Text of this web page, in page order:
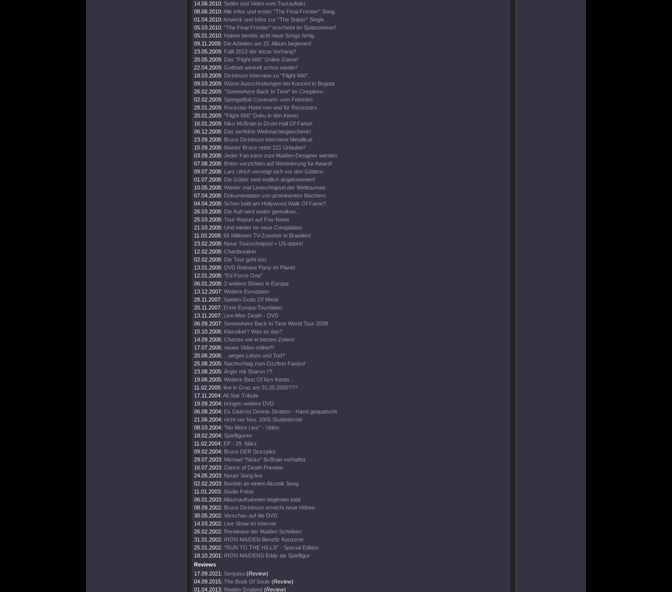
14.06.2010: Setlist und Video vom Tourauftakt.
08.06.2010: Alle Infos und erster "The Final Frontier" Song.
01.04.2010: Artwork und Infos zur "The Sniper" Single.
05.03.2010: "The Final Frontier" erscheint im Spätsommer!
05.01.2010: Haben bereits acht neue Songs fertig.
09.11.2009: Die Arbeiten am 15. Album beginnen!
23.05.2009: Fällt 2013 der letzte Vorhang?
20.05.2009: Das "Flight 666" Online Game!
22.04.2009: Gottheit werkelt schon wieder!
18.03.2009: Dickinson Interview zu "Flight 666".
09.03.2009: Wüste Ausschreitungen bei Konzert in Bogota
26.02.2009: "Somewhere Back In Time" im Cineplexx.
02.02.2009: SpongeBob Coverarts vom Feinsten.
28.01.2009: Rockstar-Hotel von und für Rockstars.
20.01.2009: "Flight 666" Doku in den Kinos!
16.01.2009: Niko McBrain in Drum-Hall Of Fame!
06.12.2008: Das perfekte Weihnachtsgeschenk!
23.09.2008: Bruce Dickinson interviewt Metallica!
15.09.2008: Master Bruce rettet 221 Urlauber!
03.09.2008: Jeder Fan kann zum Maiden-Designer werden.
07.08.2008: Briten verzichten auf Nominierung für Award!
09.07.2008: Lars Ulrich verneigt sich vor den Göttern.
01.07.2008: Die Götter sind endlich angekommen!
10.05.2008: Wieder mal Liveschnipsel der Welttournee.
07.04.2008: Dokumentation von prominenten Machern.
04.04.2008: Schon bald am Hollywood Walk Of Fame?
26.03.2008: Die Kuh wird weiter gemolken..
25.03.2008: Tour-Report auf Fox-News
21.03.2008: Und wieder ne neue Compilation.
11.03.2008: 65 Millionen TV-Zuseher in Brasilien!
23.02.2008: Neue Tourschnipsel + US-dates!
12.02.2008: Chartbreaker
02.02.2008: Die Tour geht los!
13.01.2008: DVD Release Party im Planet
12.01.2008: "Ed Force One"
06.01.2008: 2 weitere Shows in Europa
13.12.2007: Weitere Eurodaten
28.11.2007: Spielen Gods Of Metal
20.11.2007: Erste Europa-Tourdaten
13.11.2007: Live After Death - DVD
06.09.2007: Somewhere Back In Time World Tour 2008
15.10.2006: Klassiker? Was ist das?
14.09.2006: Charten wie in besten Zeiten!
17.07.2006: neues Video online!!!
20.06.2006:
...wegen Leben und Tod?
25.08.2005: Nachschlag zum Ozzfest Fiasko!
23.08.2005: Ärger mit Sharon !?!
19.06.2005: Weitere Best Of fürs Konto...
11.02.2005: live in Graz am 31.05.2005???
17.11.2004: All Star Tribute
19.09.2004: bringen weitere DVD
06.08.2004: Ex Gitarrist Dennis Stratton - Hand gequetscht
21.06.2004: nicht vor Nov. 2005 Studiotermin
08.03.2004: "No More Lies" - Video
18.02.2004: Spielfiguren
11.02.2004: EP - 29. März
09.02.2004: Bruce DER Sturzpilot
29.07.2003: Michael "Nicko" BcBrain verhaftet
16.07.2003: Dance of Death Preview
24.05.2003: Neuer Song live
02.02.2003: Basteln an einem Akustik Song
11.01.2003: Studio Fotos
06.01.2003: Albumaufnahmen beginnen bald
08.09.2002: Bruce Dickinson erreicht neue Höhen
30.05.2002: Vorschau auf die DVD
14.03.2002: Live Show im Internet
26.02.2002: Rerelease der Maiden Scheiben
31.01.2002: IRON MAIDEN Benefiz Konzerte
25.01.2002: "RUN TO THE HILLS" - Special Edition
18.10.2001: IRON MAIDENS Eddy als Spielfigur
Reviews
17.09.2021: Senjutsu (Review)
04.09.2015: The Book Of Souls (Review)
01.04.2013: Maiden England (Review)